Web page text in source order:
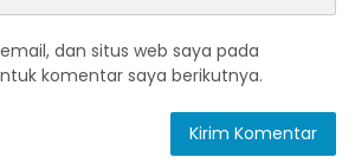
dan situs web saya pada
komentar saya berikutnya.